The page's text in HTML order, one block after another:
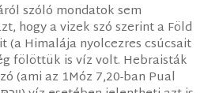
szóló mondatok sem
hogy a vizek szó szerint a Föld
(a Himalája nyolcezres csúcsait
fölöttük is víz volt. Hebraisták
(ami az 1Móz 7,20-ban Pual